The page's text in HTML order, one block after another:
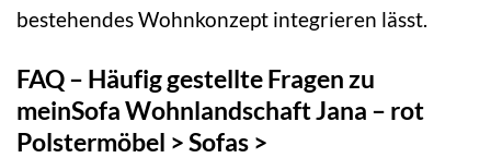
bestehendes Wohnkonzept integrieren lässt.
FAQ – Häufig gestellte Fragen zu
meinSofa Wohnlandschaft Jana – rot
Polstermöbel > Sofas >